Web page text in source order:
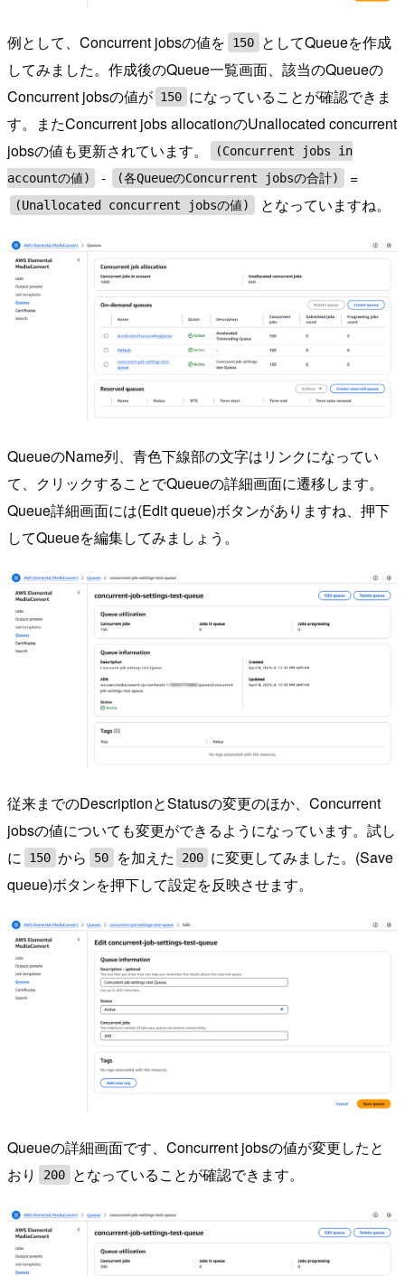
例として、Concurrent jobsの値を 150
としてQueueを作成
してみました。作成後のQueue一覧画面、該当のQueueの
Concurrent jobsの値が 150 になっていることが確認できま
す。またConcurrent jobs allocationのUnallocated concurrent
jobsの値も更新されています。
(Concurrent jobs in
accountの値)
- (各QueueのConcurrent jobsの合計) =
(Unallocated concurrent jobsの値) となっていますね。
QueueのName列、青色下線部の文字はリンクになってい
て、クリックすることでQueueの詳細画面に遷移します。
Queue詳細画面には(Edit queue)ボタンがありますね、押下
してQueueを編集してみましょう。
従来までのDescriptionとStatusの変更のほか、Concurrent
jobsの値についても変更ができるようになっています。試し
に
150 から 50 を加えた 200 に変更してみました。(Save
queue)ボタンを押下して設定を反映させます。
Queueの詳細画面です、Concurrent jobsの値が変更したと
おり
200 となっていることが確認できます。